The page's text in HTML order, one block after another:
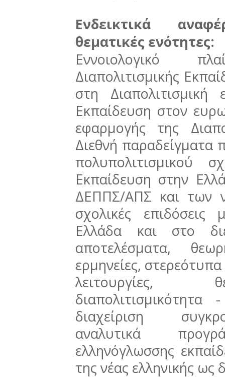
Ενδεικτικά
θεματικές ενότητες:
Εννοιολογικό
Διαπολιτισμικής
στη Διαπολιτισμική
Εκπαίδευση στον
εφαρμογής της
Διεθνή παραδείγματα
πολυπολιτισμικού
Εκπαίδευση στην
ΔΕΠΠΣ/ΑΠΣ και των
σχολικές
Ελλάδα και στο
αποτελέσματα,
ερμηνείες,
λειτουργίες,
διαπολιτισμικότητα
διαχείριση
αναλυτικά
ελληνόγλωσσης
της νέας ελληνικής